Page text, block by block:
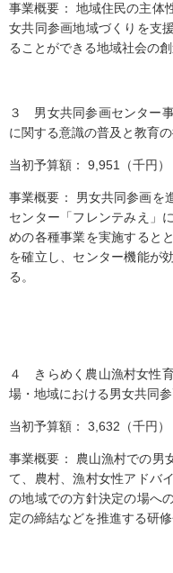
事業概要： 地域住民の主体
女共同参画地域づくりを支
ることができる地域社会の創
３ 男女共同参画センター
に関する意識の普及と教育の
当初予算額： 9,951（千円）
事業概要： 男女共同参画を
センター「フレンテみえ」
めの各種事業を実施すると
を確立し、センター機能が
る。
４ きらめく農山漁村女性
場・地域における男女共同参
当初予算額： 3,632（千円）
事業概要： 農山漁村での男
て、農村、漁村女性アドバ
の地域での方針決定の場へ
定の締結などを推進する研